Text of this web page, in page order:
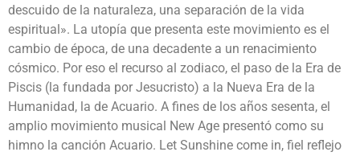
descuido de la naturaleza, una separación de la vida
espiritual». La utopía que presenta este movimiento es el
cambio de época, de una decadente a un renacimiento
cósmico. Por eso el recurso al zodiaco, el paso de la Era de
Piscis (la fundada por Jesucristo) a la Nueva Era de la
Humanidad, la de Acuario. A fines de los años sesenta, el
amplio movimiento musical New Age presentó como su
himno la canción Acuario. Let Sunshine come in, fiel reflejo